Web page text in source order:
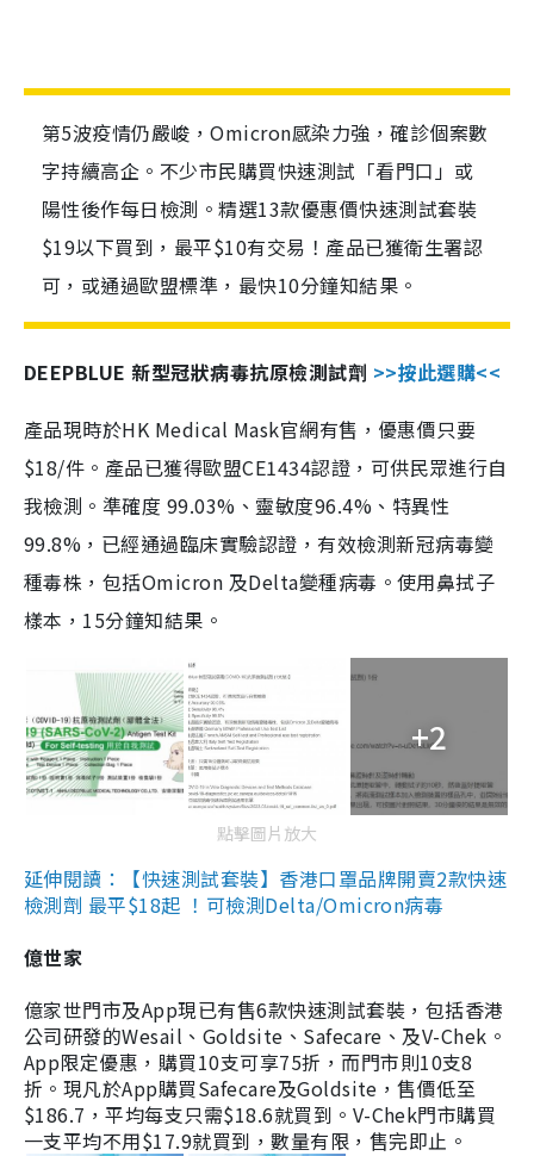
第5波疫情仍嚴峻，Omicron感染力強，確診個案數
字持續高企。不少市民購買快速測試「看門口」或
陽性後作每日檢測。精選13款優惠價快速測試套裝
$19以下買到，最平$10有交易！產品已獲衛生署認
可，或通過歐盟標準，最快10分鐘知結果。
DEEPBLUE 新型冠狀病毒抗原檢測試劑 >>按此選購<<
產品現時於HK Medical Mask官網有售，優惠價只要
$18/件。產品已獲得歐盟CE1434認證，可供民眾進行自
我檢測。準確度 99.03%、靈敏度96.4%、特異性
99.8%，已經通過臨床實驗認證，有效檢測新冠病毒變
種毒株，包括Omicron 及Delta變種病毒。使用鼻拭子
樣本，15分鐘知結果。
+2
點擊圖片放大
延伸閱讀：【快速測試套裝】香港口罩品牌開賣2款快速
檢測劑 最平$18起 ！可檢測Delta/Omicron病毒
億世家
億家世門市及App現已有售6款快速測試套裝，包括香港
公司研發的Wesail、Goldsite、Safecare、及V-Chek。
App限定優惠，購買10支可享75折，而門市則10支8
折。現凡於App購買Safecare及Goldsite，售價低至
$186.7，平均每支只需$18.6就買到。V-Chek門市購買
一支平均不用$17.9就買到，數量有限，售完即止。